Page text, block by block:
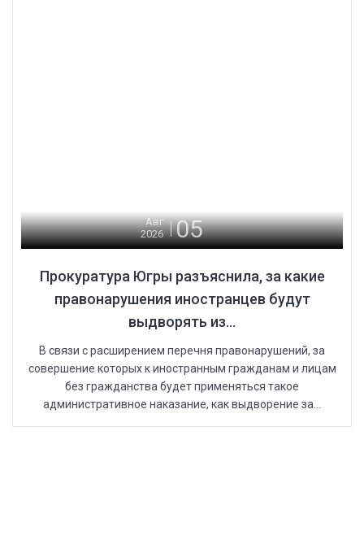
Авг
2026
05
Прокуратура Югры разъяснила, за какие
правонарушения иностранцев будут
выдворять из...
В связи с расширением перечня правонарушений, за
совершение которых к иностранным гражданам и лицам
без гражданства будет применяться такое
административное наказание, как выдворение за...